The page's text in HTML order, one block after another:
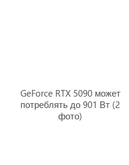
GeForce RTX 5090 может
потреблять до 901 Вт (2
фото)